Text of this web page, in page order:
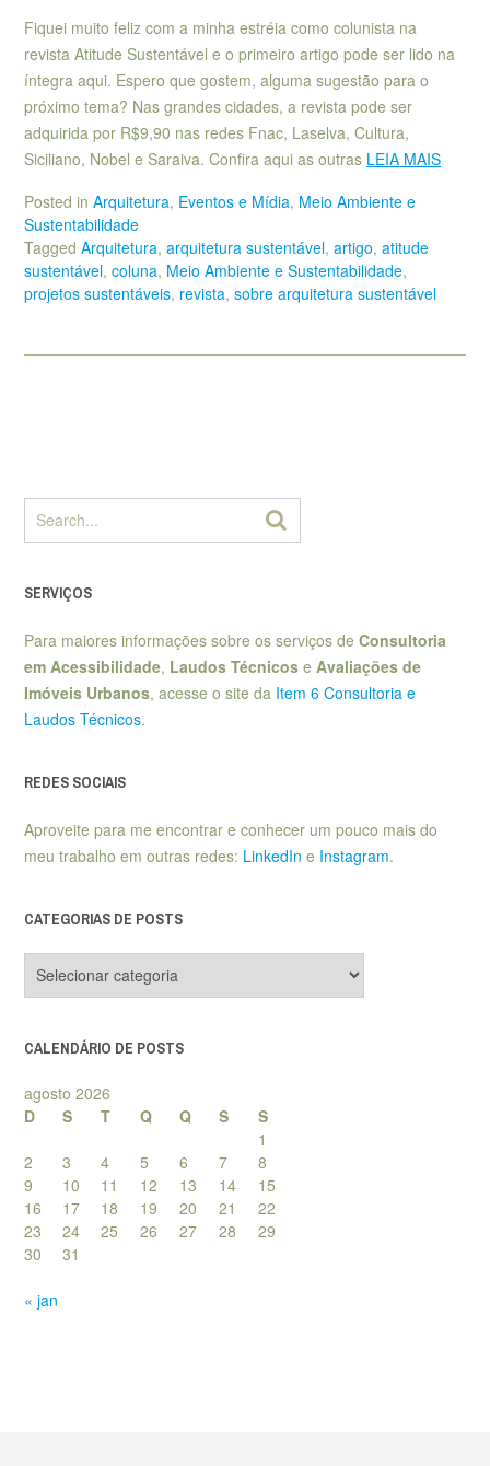
Fiquei muito feliz com a minha estréia como colunista na
revista Atitude Sustentável e o primeiro artigo pode ser lido na
íntegra aqui. Espero que gostem, alguma sugestão para o
próximo tema? Nas grandes cidades, a revista pode ser
adquirida por R$9,90 nas redes Fnac, Laselva, Cultura,
Siciliano, Nobel e Saraiva. Confira aqui as outras LEIA MAIS
Posted in Arquitetura, Eventos e Mídia, Meio Ambiente e
Sustentabilidade
Tagged Arquitetura, arquitetura sustentável, artigo, atitude
sustentável, coluna, Meio Ambiente e Sustentabilidade,
projetos sustentáveis, revista, sobre arquitetura sustentável
SERVIÇOS
Para maiores informações sobre os serviços de Consultoria
em Acessibilidade, Laudos Técnicos e Avaliações de
Imóveis Urbanos, acesse o site da Item 6 Consultoria e
Laudos Técnicos.
REDES SOCIAIS
Aproveite para me encontrar e conhecer um pouco mais do
meu trabalho em outras redes: LinkedIn e Instagram.
CATEGORIAS DE POSTS
de
CALENDÁRIO DE POSTS
agosto 2026
D
S T Q Q S
S
1
2
3 4 5 6 7
8
9
10 11 12 13 14
15
16
17 18 19 20 21
22
23
24 25 26 27 28
29
30
31
« jan